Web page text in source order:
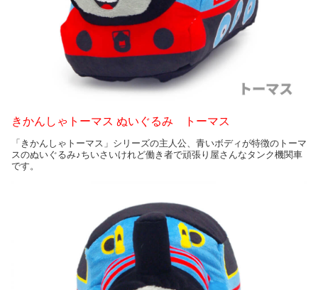
きかんしゃトーマス ぬいぐるみ トーマス
「きかんしゃトーマス」シリーズの主人公、青いボディが特徴のトーマ
スのぬいぐるみ♪ちいさいけれど働き者で頑張り屋さんなタンク機関車
です。